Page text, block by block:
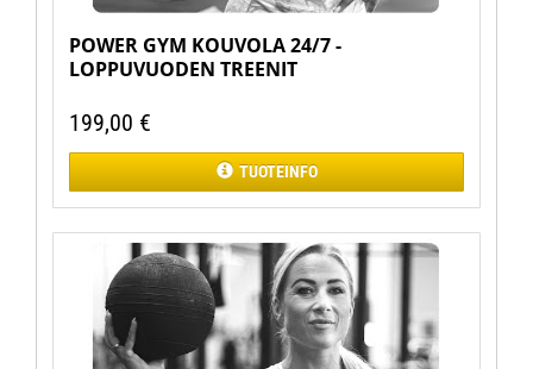
POWER GYM KOUVOLA 24/7 -
LOPPUVUODEN TREENIT
199,00 €
TUOTEINFO